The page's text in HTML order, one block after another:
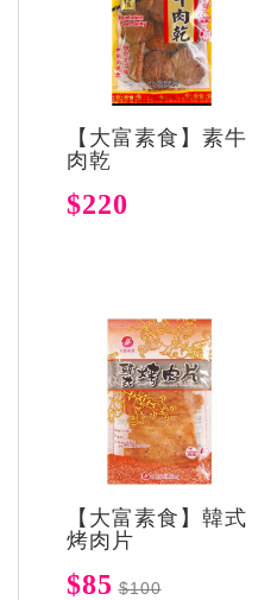
【大富素食】素牛
肉乾
$220
【大富素食】韓式
烤肉片
$85 $100